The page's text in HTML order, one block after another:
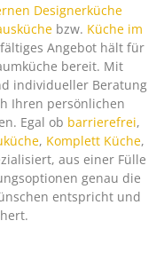
Designerküche
bzw. Küche im
Angebot hält für
bereit. Mit
individueller Beratung
Ihren persönlichen
Egal ob barrierefrei,
, Komplett Küche,
aus einer Fülle
genau die
entspricht und